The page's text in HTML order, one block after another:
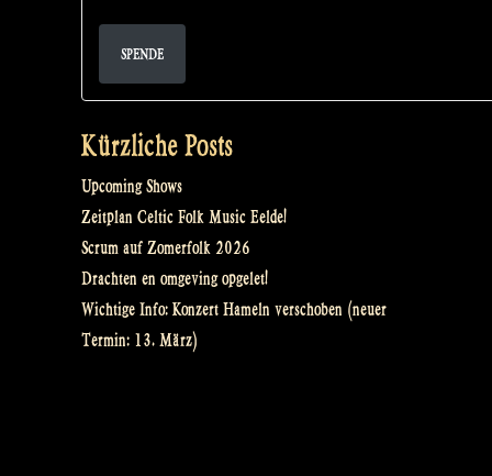
SPENDE
Kürzliche Posts
Upcoming Shows
Zeitplan Celtic Folk Music Eelde!
Scrum auf Zomerfolk 2026
Drachten en omgeving opgelet!
Wichtige Info: Konzert Hameln verschoben (neuer
Termin: 13. März)